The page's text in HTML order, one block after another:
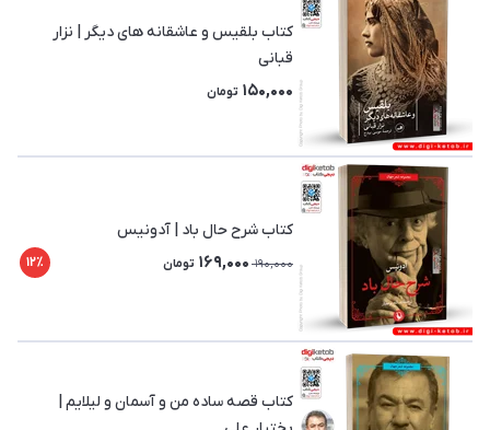
کتاب بلقیس و عاشقانه های دیگر | نزار
قبانی
150,000 تومان
کتاب شرح حال باد | آدونیس
190,000
169,000 تومان 12٪
کتاب قصه ساده من و آسمان و لیلایم |